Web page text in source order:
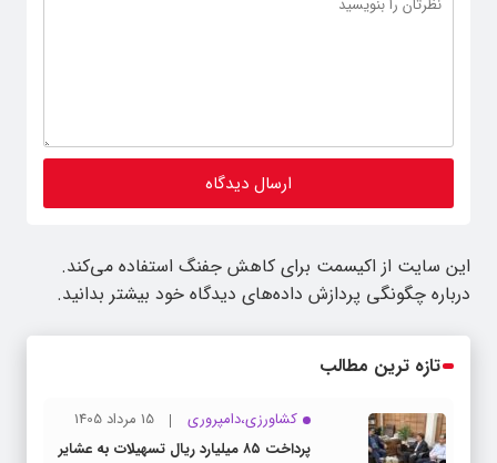
این سایت از اکیسمت برای کاهش جفنگ استفاده می‌کند.
درباره چگونگی پردازش داده‌های دیدگاه خود بیشتر بدانید.
تازه ترین مطالب
کشاورزی،دامپروری
15 مرداد 1405
پرداخت ۸۵ میلیارد ریال تسهیلات به عشایر